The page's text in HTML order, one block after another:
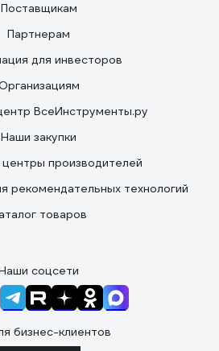
Поставщикам
Партнерам
для инвесторов
ВсеИнструменты.ру
Наши закупки
производителей
рекомендательных технологий
товаров
соцсети
бизнес-клиентов